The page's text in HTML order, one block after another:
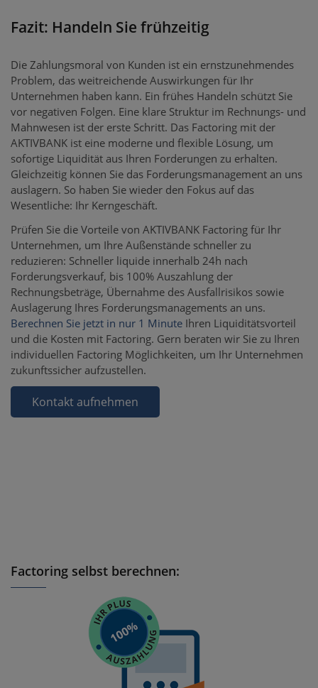
Fazit: Handeln Sie frühzeitig
Die Zahlungsmoral von Kunden ist ein ernstzunehmendes
Problem, das weitreichende Auswirkungen für Ihr
Unternehmen haben kann. Ein frühes Handeln schützt Sie
vor negativen Folgen. Eine klare Struktur im Rechnungs- und
Mahnwesen ist der erste Schritt. Das Factoring mit der
AKTIVBANK ist eine moderne und flexible Lösung, um
sofortige Liquidität aus Ihren Forderungen zu erhalten.
Gleichzeitig können Sie das Forderungsmanagement an uns
auslagern. So haben Sie wieder den Fokus auf das
Wesentliche: Ihr Kerngeschäft.
Prüfen Sie die Vorteile von AKTIVBANK Factoring für Ihr
Unternehmen, um Ihre Außenstände schneller zu
reduzieren: Schneller liquide innerhalb 24h nach
Forderungsverkauf, bis 100% Auszahlung der
Rechnungsbeträge, Übernahme des Ausfallrisikos sowie
Auslagerung Ihres Forderungsmanagements an uns.
Berechnen Sie jetzt in nur 1 Minute Ihren Liquiditätsvorteil
und die Kosten mit Factoring. Gern beraten wir Sie zu Ihren
individuellen Factoring Möglichkeiten, um Ihr Unternehmen
zukunftssicher aufzustellen.
Kontakt aufnehmen
Factoring selbst berechnen: